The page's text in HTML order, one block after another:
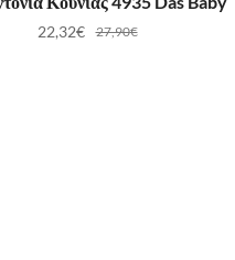
27,90€
22,32€